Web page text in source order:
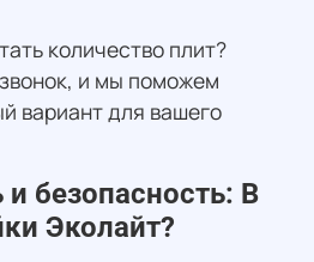
количество плит?
и мы поможем
вариант для вашего
и безопасность: В
Эколайт?